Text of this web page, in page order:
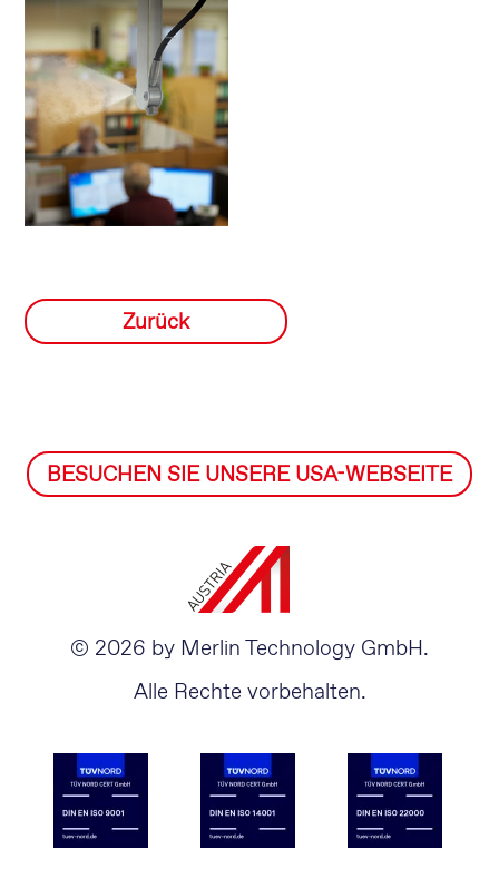
Zurück
BESUCHEN SIE UNSERE USA-WEBSEITE
© 2026 by Merlin Technology GmbH.
Alle Rechte vorbehalten.